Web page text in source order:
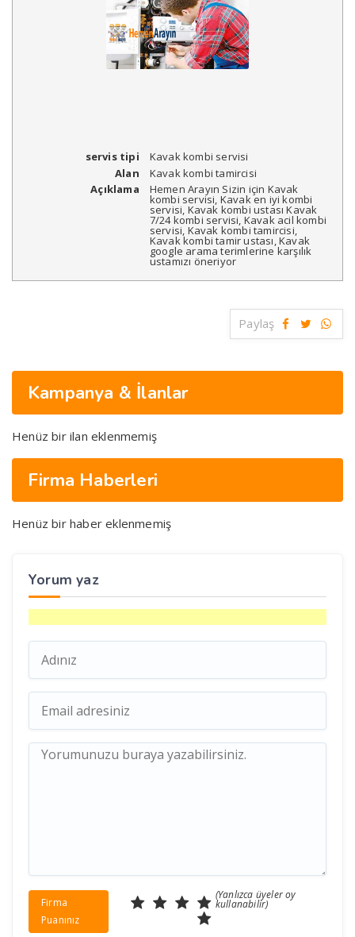
servis tipi
Kavak kombi servisi
Alan
Kavak kombi tamircisi
Açıklama
Hemen Arayın Sizin için Kavak
kombi servisi, Kavak en iyi kombi
servisi, Kavak kombi ustası Kavak
7/24 kombi servisi, Kavak acil kombi
servisi, Kavak kombi tamircisi,
Kavak kombi tamir ustası, Kavak
google arama terimlerine karşılık
ustamızı öneriyor
Paylaş
Kampanya & İlanlar
Henüz bir ilan eklenmemiş
Firma Haberleri
Henüz bir haber eklenmemiş
Yorum yaz
Firma
Puanınız
(Yanlızca üyeler oy
kullanabilir)